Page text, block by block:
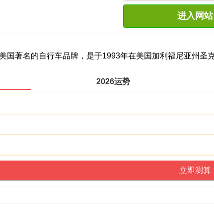
进入网站
国著名的自行车品牌，是于1993年在美国加利福尼亚州圣
2026运势